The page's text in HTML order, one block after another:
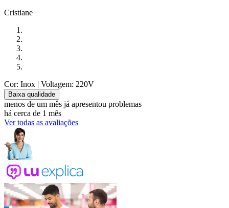
Cristiane
Cor: Inox | Voltagem: 220V
Baixa qualidade
menos de um mês já apresentou problemas
há cerca de 1 mês
Ver todas as avaliações